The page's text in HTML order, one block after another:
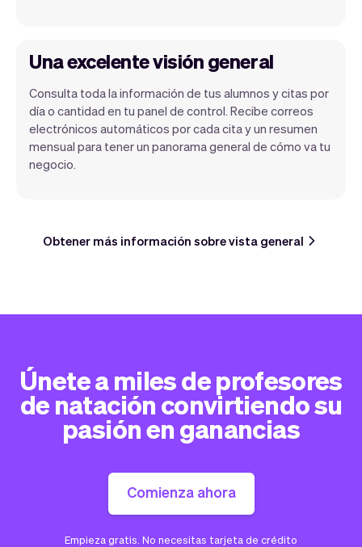
Una excelente visión general
Consulta toda la información de tus alumnos y citas por
día o cantidad en tu panel de control. Recibe correos
electrónicos automáticos por cada cita y un resumen
mensual para tener un panorama general de cómo va tu
negocio.
Obtener más información sobre vista general
Únete a miles de profesores
de natación convirtiendo su
pasión en ganancias
Comienza ahora
Empieza gratis. No necesitas tarjeta de crédito